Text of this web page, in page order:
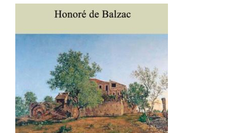
AJOUTER AU PANIER / DÉTAILS